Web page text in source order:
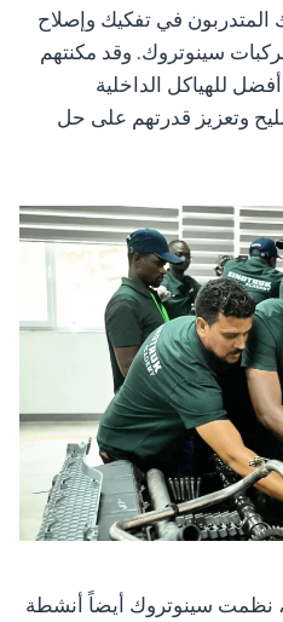
في تفكيك وإصلاح
سينوتروك. وقد مكنتهم
للهياكل الداخلية
وتعزيز قدرتهم على حل
نظمت سينوتروك أيضاً أنشطة